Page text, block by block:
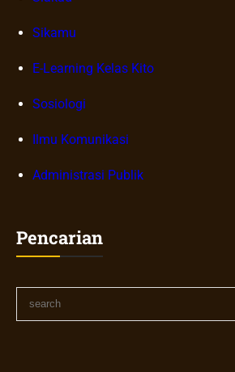
Sikamu
E-Learning Kelas Kito
Sosiologi
Ilmu Komunikasi
Administrasi Publik
Pencarian